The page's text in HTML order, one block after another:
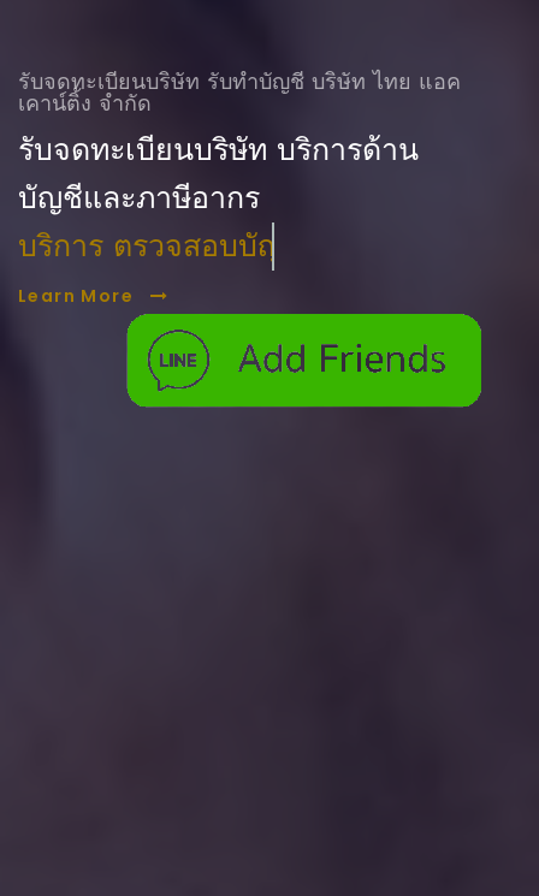
รับจดทะเบียนบริษัท รับทําบัญชี บริษัท ไทย แอค
เคาน์ติ้ง จำกัด
รับจดทะเบียนบริษัท บริการด้าน
บัญชีและภาษีอากร
บริการ ตรวจสอบบัญชี
Learn More